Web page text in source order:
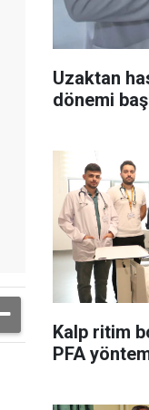
Uzaktan
dönemi
Kalp ritim
PFA